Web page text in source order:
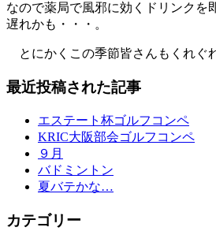
なので薬局で風邪に効くドリンクを
遅れかも・・・。
とにかくこの季節皆さんもくれぐ
最近投稿された記事
エステート杯ゴルフコンペ
KRIC大阪部会ゴルフコンペ
９月
バドミントン
夏バテかな…
カテゴリー